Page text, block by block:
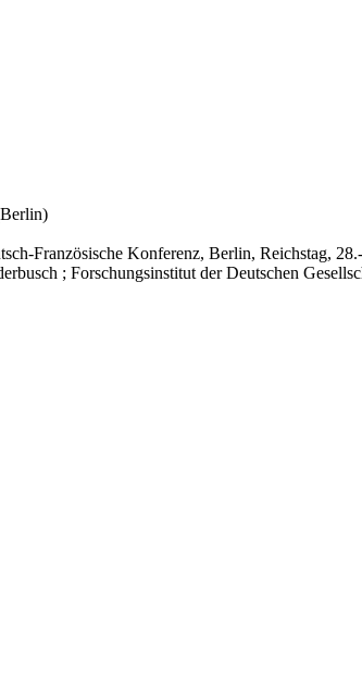
Französische Konferenz, Berlin, Reichstag,
; Forschungsinstitut der Deutschen